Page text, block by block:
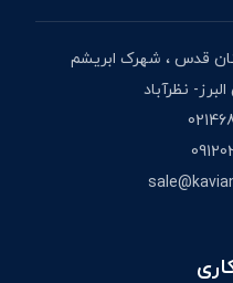
قدس ، شهرک ابریشم
نظرآباد